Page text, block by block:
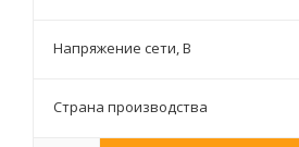
Удлинитель
Футорка
Напряжение сети, В
Страна производства